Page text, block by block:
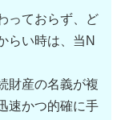
っておらず、ど
らい時は、当N
財産の名義が複
速かつ的確に手